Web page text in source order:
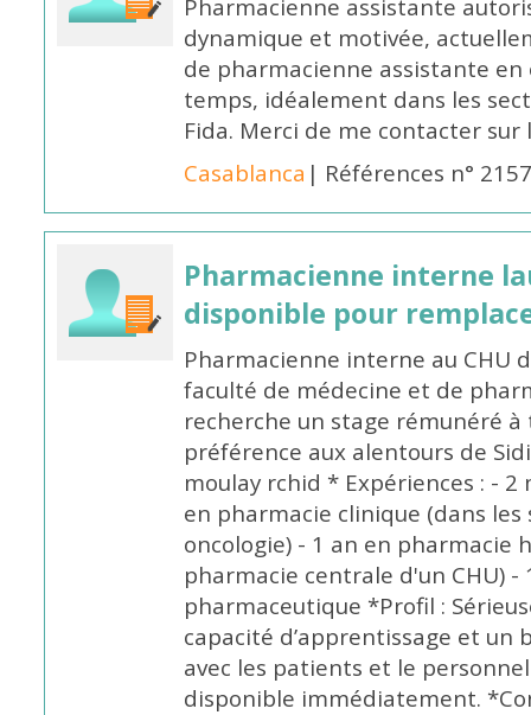
Pharmacienne assistante
dynamique et motivée,
de pharmacienne assistante en
temps, idéalement dans les
Fida. Merci de me contacter sur
Casablanca | Références n°
Pharmacienne interne
disponible pour
Pharmacienne interne au CHU
faculté de médecine et de
recherche un stage rémunéré
préférence aux alentours de
moulay rchid * Expériences : -
en pharmacie clinique (dans les
oncologie) - 1 an en pharmacie
pharmacie centrale d'un CHU)
pharmaceutique *Profil :
capacité d’apprentissage et un
avec les patients et le
disponible immédiatement.